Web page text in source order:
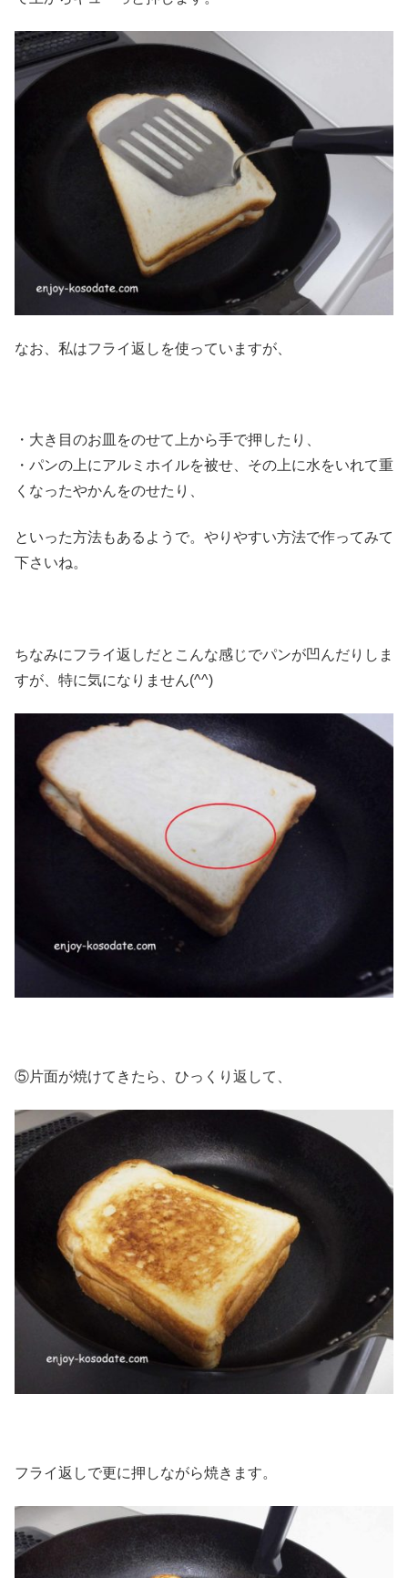
なお、私はフライ返しを使っていますが、
・大き目のお皿をのせて上から手で押したり、
・パンの上にアルミホイルを被せ、その上に水をいれて重
くなったやかんをのせたり、
といった方法もあるようで。やりやすい方法で作ってみて
下さいね。
ちなみにフライ返しだとこんな感じでパンが凹んだりしま
すが、特に気になりません(^^)
⑤片面が焼けてきたら、ひっくり返して、
フライ返しで更に押しながら焼きます。